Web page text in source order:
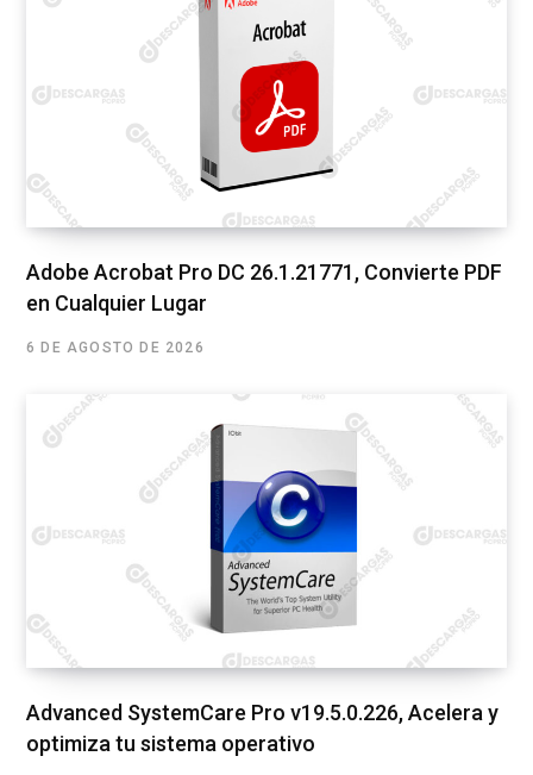
Adobe Acrobat Pro DC 26.1.21771, Convierte PDF
en Cualquier Lugar
6 DE AGOSTO DE 2026
Advanced SystemCare Pro v19.5.0.226, Acelera y
optimiza tu sistema operativo